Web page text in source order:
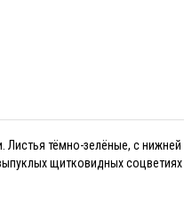
Листья тёмно-зелёные, с
щитковидных